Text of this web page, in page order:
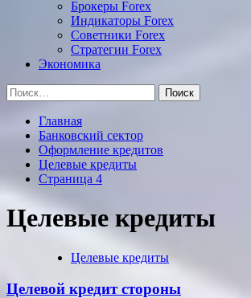
Брокеры Forex
Индикаторы Forex
Советники Forex
Стратегии Forex
Экономика
Найти:
Главная
Банковский сектор
Оформление кредитов
Целевые кредиты
Страница 4
Целевые кредиты
Целевые кредиты
Целевой кредит стороны